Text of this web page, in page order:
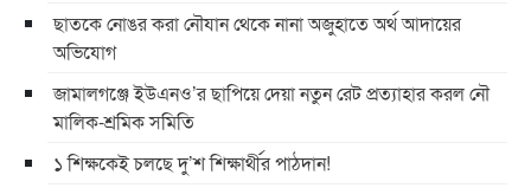
ছাতকে নোঙর করা নৌযান থেকে নানা অজুহাতে অর্থ আদায়ের
অভিযোগ
জামালগঞ্জে ইউএনও’র ছাপিয়ে দেয়া নতুন রেট প্রত্যাহার করল নৌ
মালিক-শ্রমিক সমিতি
১ শিক্ষকেই চলছে দু’শ শিক্ষার্থীর পাঠদান!